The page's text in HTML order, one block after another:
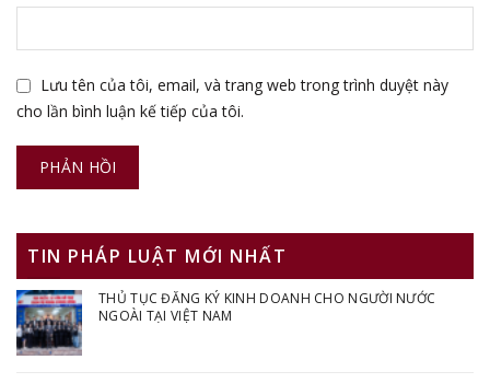
Lưu tên của tôi, email, và trang web trong trình duyệt này
cho lần bình luận kế tiếp của tôi.
TIN PHÁP LUẬT MỚI NHẤT
THỦ TỤC ĐĂNG KÝ KINH DOANH CHO NGƯỜI NƯỚC
NGOÀI TẠI VIỆT NAM